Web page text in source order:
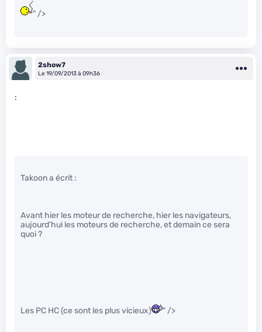
" />
2show7
Le 19/09/2013 à 09h36
:
Takoon a écrit :
Avant hier les moteur de recherche, hier les navigateurs,
aujourd’hui les moteurs de recherche, et demain ce sera
quoi ?
Les PC HC (ce sont les plus vicieux) " />